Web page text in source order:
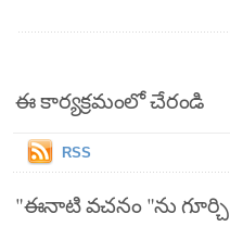
ఈ కార్యక్రమంలో చేరండి
RSS
"ఈనాటి వచనం "ను గూర్చి